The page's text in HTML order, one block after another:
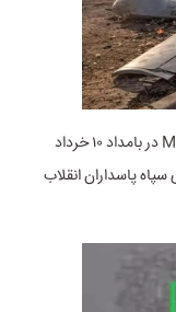
تصاویری از انهدام پهپاد MQ1 در بامداد ۱۰ خرداد
سپاه پاسداران انقلاب